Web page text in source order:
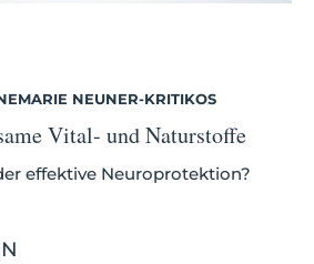
NEUNER-KRITIKOS
Vital- und Naturstoffe
effektive Neuroprotektion?